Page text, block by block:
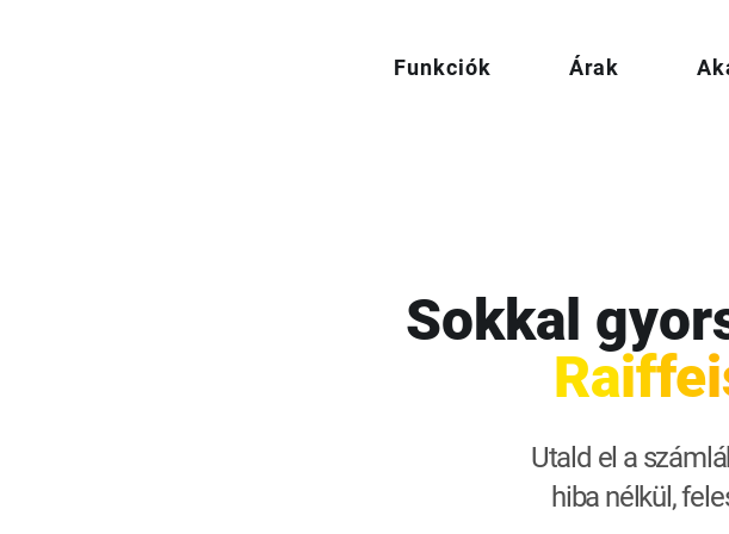
Funkciók Árak
Sokkal
Raiffe
Utald el a
hiba nélkül,